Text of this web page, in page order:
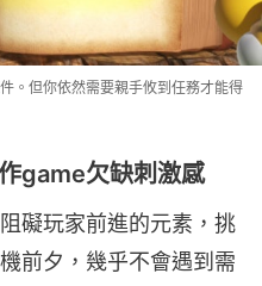
。但你依然需要親手攸到任務才能得
game欠缺刺激感
礙玩家前進的元素，挑
前夕，幾乎不會遇到需